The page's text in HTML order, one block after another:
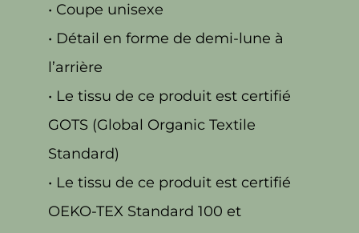
• Coupe unisexe
• Détail en forme de demi-lune à
l’arrière
• Le tissu de ce produit est certifié
GOTS (Global Organic Textile
Standard)
• Le tissu de ce produit est certifié
OEKO-TEX Standard 100 et